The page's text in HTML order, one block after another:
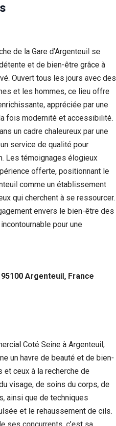
de la Gare d’Argenteuil se
et de bien-être grâce à
Ouvert tous les jours avec des
et les hommes, ce lieu offre
appréciée par une
fois modernité et accessibilité.
un cadre chaleureux par une
service de qualité pour
Les témoignages élogieux
offerte, positionnant le
comme un établissement
qui cherchent à se ressourcer.
envers le bien-être des
pour une
Argenteuil, France
Coté Seine à Argenteuil,
un havre de beauté et de bien-
et ceux à la recherche de
visage, de soins du corps, de
ainsi que de techniques
et le rehaussement de cils.